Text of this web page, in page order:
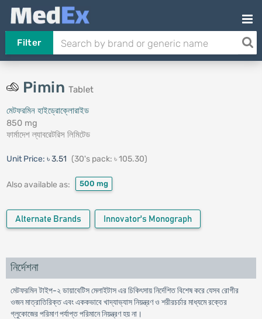
Filter
Pimin Tablet
মেটফরমিন হাইড্রোক্লোরাইড
850 mg
ফার্মাদেশ ল্যাবরেটরিস লিমিটেড
Unit Price: ৳ 3.51 (30's pack: ৳ 105.30)
Also available as: 500 mg
Alternate Brands Innovator's Monograph
নির্দেশনা
মেটফরমিন টাইপ-২ ডায়াবেটিস মেলাইটাস এর চিকিৎসায় নির্দেশিত বিশেষ করে যেসব রোগীর
ওজন মাত্রাতিরিক্ত এবং এককভাবে খাদ্যাভ্যাস নিয়ন্ত্রণ ও শরীরচর্চার মাধ্যমে রক্তের
গ্লুকোজের পরিমাণ পর্যাপ্ত পরিমানে নিয়ন্ত্রণ হয় না।